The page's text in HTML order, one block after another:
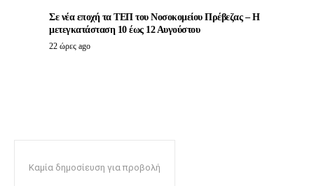
Σε νέα εποχή τα ΤΕΠ του Νοσοκομείου Πρέβεζας – Η
μετεγκατάσταση 10 έως 12 Αυγούστου
22 ώρες ago
Καμία δημοσίευση για προβολή